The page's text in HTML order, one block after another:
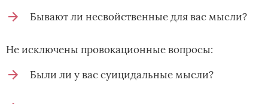
Бывают ли несвойственные для вас мысли?
Не исключены провокационные вопросы:
Были ли у вас суицидальные мысли?